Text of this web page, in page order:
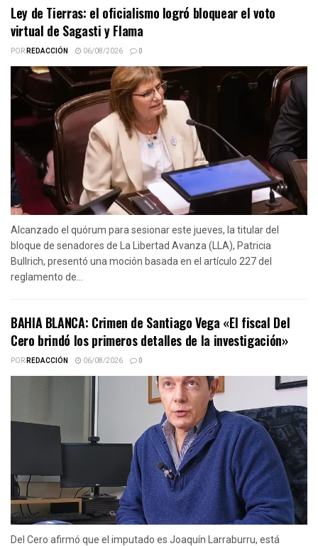
Ley de Tierras: el oficialismo logró bloquear el voto
virtual de Sagasti y Flama
PORREDACCIÓN 06/08/2026 0
Alcanzado el quórum para sesionar este jueves, la titular del
bloque de senadores de La Libertad Avanza (LLA), Patricia
Bullrich, presentó una moción basada en el artículo 227 del
reglamento de...
BAHIA BLANCA: Crimen de Santiago Vega «El fiscal Del
Cero brindó los primeros detalles de la investigación»
PORREDACCIÓN 06/08/2026 0
Del Cero afirmó que el imputado es Joaquín Larraburru, está